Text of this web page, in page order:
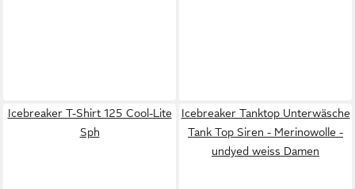
Icebreaker T-Shirt 125 Cool-Lite
Sph
Icebreaker Tanktop Unterwäsche
Tank Top Siren - Merinowolle -
undyed weiss Damen